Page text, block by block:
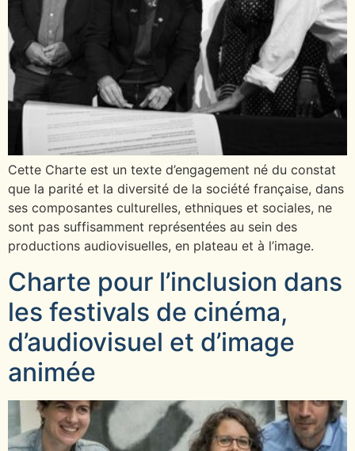
Cette Charte est un texte d’engagement né du constat
que la parité et la diversité de la société française, dans
ses composantes culturelles, ethniques et sociales, ne
sont pas suffisamment représentées au sein des
productions audiovisuelles, en plateau et à l’image.
Charte pour l’inclusion dans
les festivals de cinéma,
d’audiovisuel et d’image
animée